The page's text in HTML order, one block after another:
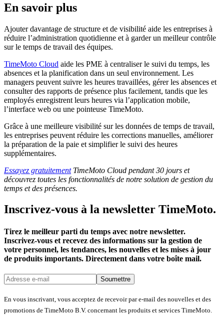
En savoir plus
Ajouter davantage de structure et de visibilité aide les entreprises à
réduire l’administration quotidienne et à garder un meilleur contrôle
sur le temps de travail des équipes.
TimeMoto Cloud aide les PME à centraliser le suivi du temps, les
absences et la planification dans un seul environnement. Les
managers peuvent suivre les heures travaillées, gérer les absences et
consulter des rapports de présence plus facilement, tandis que les
employés enregistrent leurs heures via l’application mobile,
l’interface web ou une pointeuse TimeMoto.
Grâce à une meilleure visibilité sur les données de temps de travail,
les entreprises peuvent réduire les corrections manuelles, améliorer
la préparation de la paie et simplifier le suivi des heures
supplémentaires.
Essayez gratuitementTimeMoto Cloud pendant 30 jours et
découvrez toutes les fonctionnalités de notre solution de gestion du
temps et des présences.
Inscrivez-vous à la newsletter TimeMoto.
Tirez le meilleur parti du temps avec notre newsletter.
Inscrivez-vous et recevez des informations sur la gestion de
votre personnel, les tendances, les nouvelles et les mises à jour
de produits importants. Directement dans votre boîte mail.
Soumettre
En vous inscrivant, vous acceptez de recevoir par e-mail des nouvelles et des
promotions de TimeMoto B.V. concernant les produits et services TimeMoto.